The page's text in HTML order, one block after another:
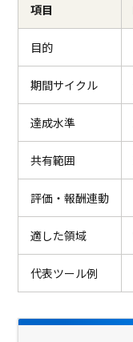
項目
目的
期間サイクル
達成水準
共有範囲
評価・報酬連動
適した領域
代表ツール例